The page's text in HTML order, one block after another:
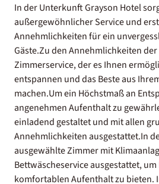
In der Unterkunft Grayson Hotel
außergewöhnlicher Service und
Annehmlichkeiten für ein
Gäste.Zu den Annehmlichkeiten
Zimmerservice, der es Ihnen
entspannen und das Beste aus
machen.Um ein Höchstmaß an
angenehmen Aufenthalt zu
einladend gestaltet und mit allen
Annehmlichkeiten ausgestattet.In
ausgewählte Zimmer mit
Bettwäscheservice ausgestattet,
komfortablen Aufenthalt zu bieten.